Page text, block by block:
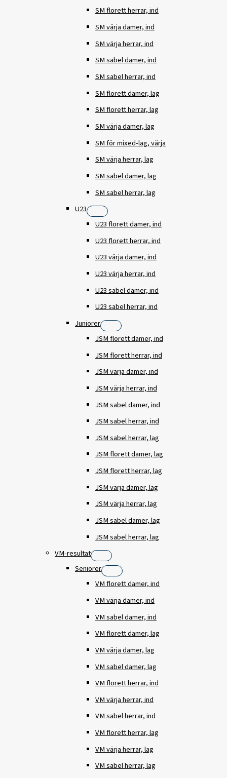
SM florett herrar, ind
SM värja damer, ind
SM värja herrar, ind
SM sabel damer, ind
SM sabel herrar, ind
SM florett damer, lag
SM florett herrar, lag
SM värja damer, lag
SM för mixed-lag, värja
SM värja herrar, lag
SM sabel damer, lag
SM sabel herrar, lag
U23
U23 florett damer, ind
U23 florett herrar, ind
U23 värja damer, ind
U23 värja herrar, ind
U23 sabel damer, ind
U23 sabel herrar, ind
Juniorer
JSM florett damer, ind
JSM florett herrar, ind
JSM värja damer, ind
JSM värja herrar, ind
JSM sabel damer, ind
JSM sabel herrar, ind
JSM sabel herrar, lag
JSM florett damer, lag
JSM florett herrar, lag
JSM värja damer, lag
JSM värja herrar, lag
JSM sabel damer, lag
JSM sabel herrar, lag
VM-resultat
Seniorer
VM florett damer, ind
VM värja damer, ind
VM sabel damer, ind
VM florett damer, lag
VM värja damer, lag
VM sabel damer, lag
VM florett herrar, ind
VM värja herrar, ind
VM sabel herrar, ind
VM florett herrar, lag
VM värja herrar, lag
VM sabel herrar, lag